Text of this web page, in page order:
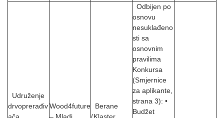
Udruženje
drvoprerađivWood4future Berane
Odbijen po
osnovu
nesuklađeno
sti sa
osnovnim
pravilima
Konkursa
(Smjernice
za aplikante,
strana 3): •
Budžet